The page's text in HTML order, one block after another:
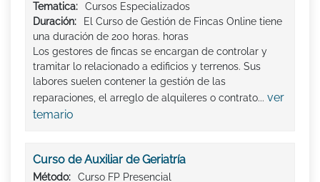
Tematica:
Cursos Especializados
Duración:
El Curso de Gestión de Fincas Online tiene
una duración de 200 horas. horas
Los gestores de fincas se encargan de controlar y
tramitar lo relacionado a edificios y terrenos. Sus
labores suelen contener la gestión de las
reparaciones, el arreglo de alquileres o contrato... ver
temario
Curso de Auxiliar de Geriatría
Método:
Curso FP Presencial